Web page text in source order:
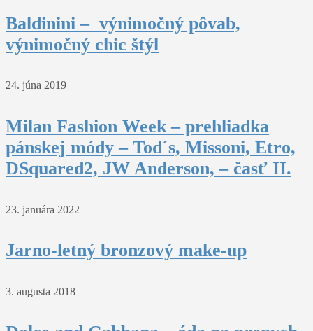
Baldinini – výnimočný pôvab,
výnimočný chic štýl
24. júna 2019
Milan Fashion Week – prehliadka
pánskej módy – Tod´s, Missoni, Etro,
DSquared2, JW Anderson, – časť II.
23. januára 2022
Jarno-letný bronzový make-up
3. augusta 2018